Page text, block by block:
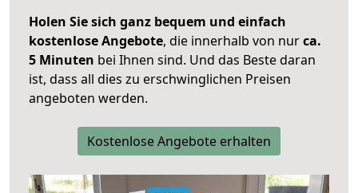
Holen Sie sich ganz bequem und einfach
kostenlose Angebote, die innerhalb von nurca.
5 Minuten bei Ihnen sind. Und das Beste daran
ist, dass all dies zu erschwinglichen Preisen
angeboten werden.
Kostenlose Angebote erhalten